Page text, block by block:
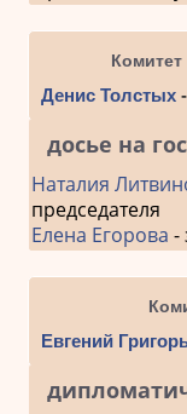
Комитет
Денис Толстых-
досье на
Наталия
председателя
Елена Егорова -
Евгений